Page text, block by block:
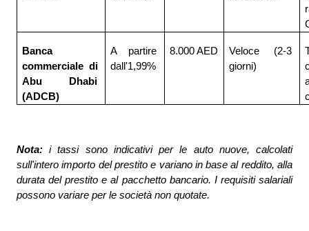
Banca
commerciale di
Abu Dhabi
(ADCB)
A partire
dall'1,99%
8.000 AED
Veloce (2-3
giorni)
Nota: i tassi sono indicativi per le auto nuove, calcolati
sull'intero importo del prestito e variano in base al reddito, alla
durata del prestito e al pacchetto bancario. I requisiti salariali
possono variare per le società non quotate.